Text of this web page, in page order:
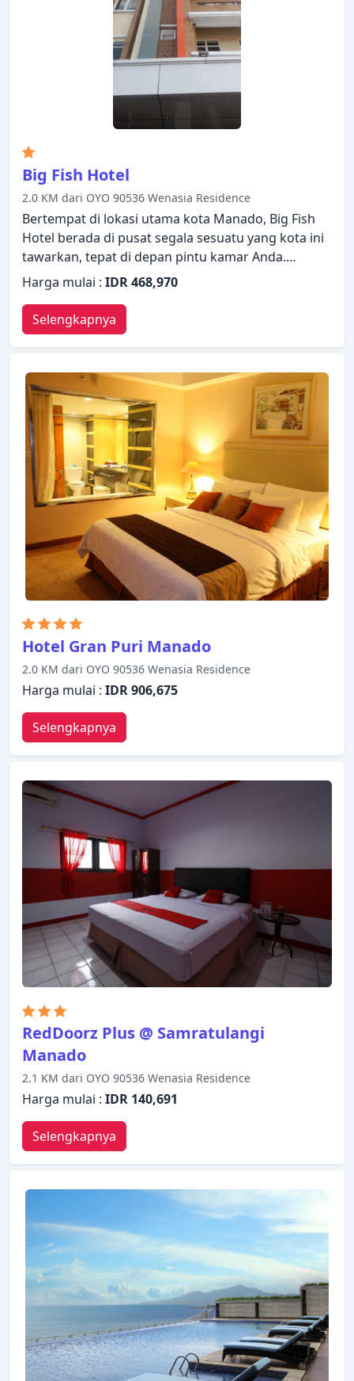
Big Fish Hotel
2.0 KM dari OYO 90536 Wenasia Residence
Bertempat di lokasi utama kota Manado, Big Fish
Hotel berada di pusat segala sesuatu yang kota ini
tawarkan, tepat di depan pintu kamar Anda.
Properti ini menawarkan standar pelayanan dan
fasilitas yang tinggi untuk memenuhi setiap
kebutuhan semua wisatawan. Manfaatkan WiFi
gratis di semua kamar, satpam 24 jam, layanan
kebersihan harian, layanan taksi, layanan tiket yang
ada di properti ini. Kamar dilengkapi dengan segala
fasilitas yang Anda butuhkan untuk bermalam
dengan nyaman. Di beberapa kamar terdapat
televisi layar datar, akses internet WiFi (gratis),
kamar bebas asap rokok, AC, layanan bangun pagi.
Properti ini menawarkan berbagai pilihan fasilitas
rekreasi. Temukan semua yang Manado tawarkan
dengan membuat Big Fish Hotel sebagai tempat
persinggahan Anda.
Harga mulai : IDR 468,970
Selengkapnya
Hotel Gran Puri Manado
2.0 KM dari OYO 90536 Wenasia Residence
Harga mulai : IDR 906,675
Selengkapnya
RedDoorz Plus @ Samratulangi
Manado
2.1 KM dari OYO 90536 Wenasia Residence
Harga mulai : IDR 140,691
Selengkapnya